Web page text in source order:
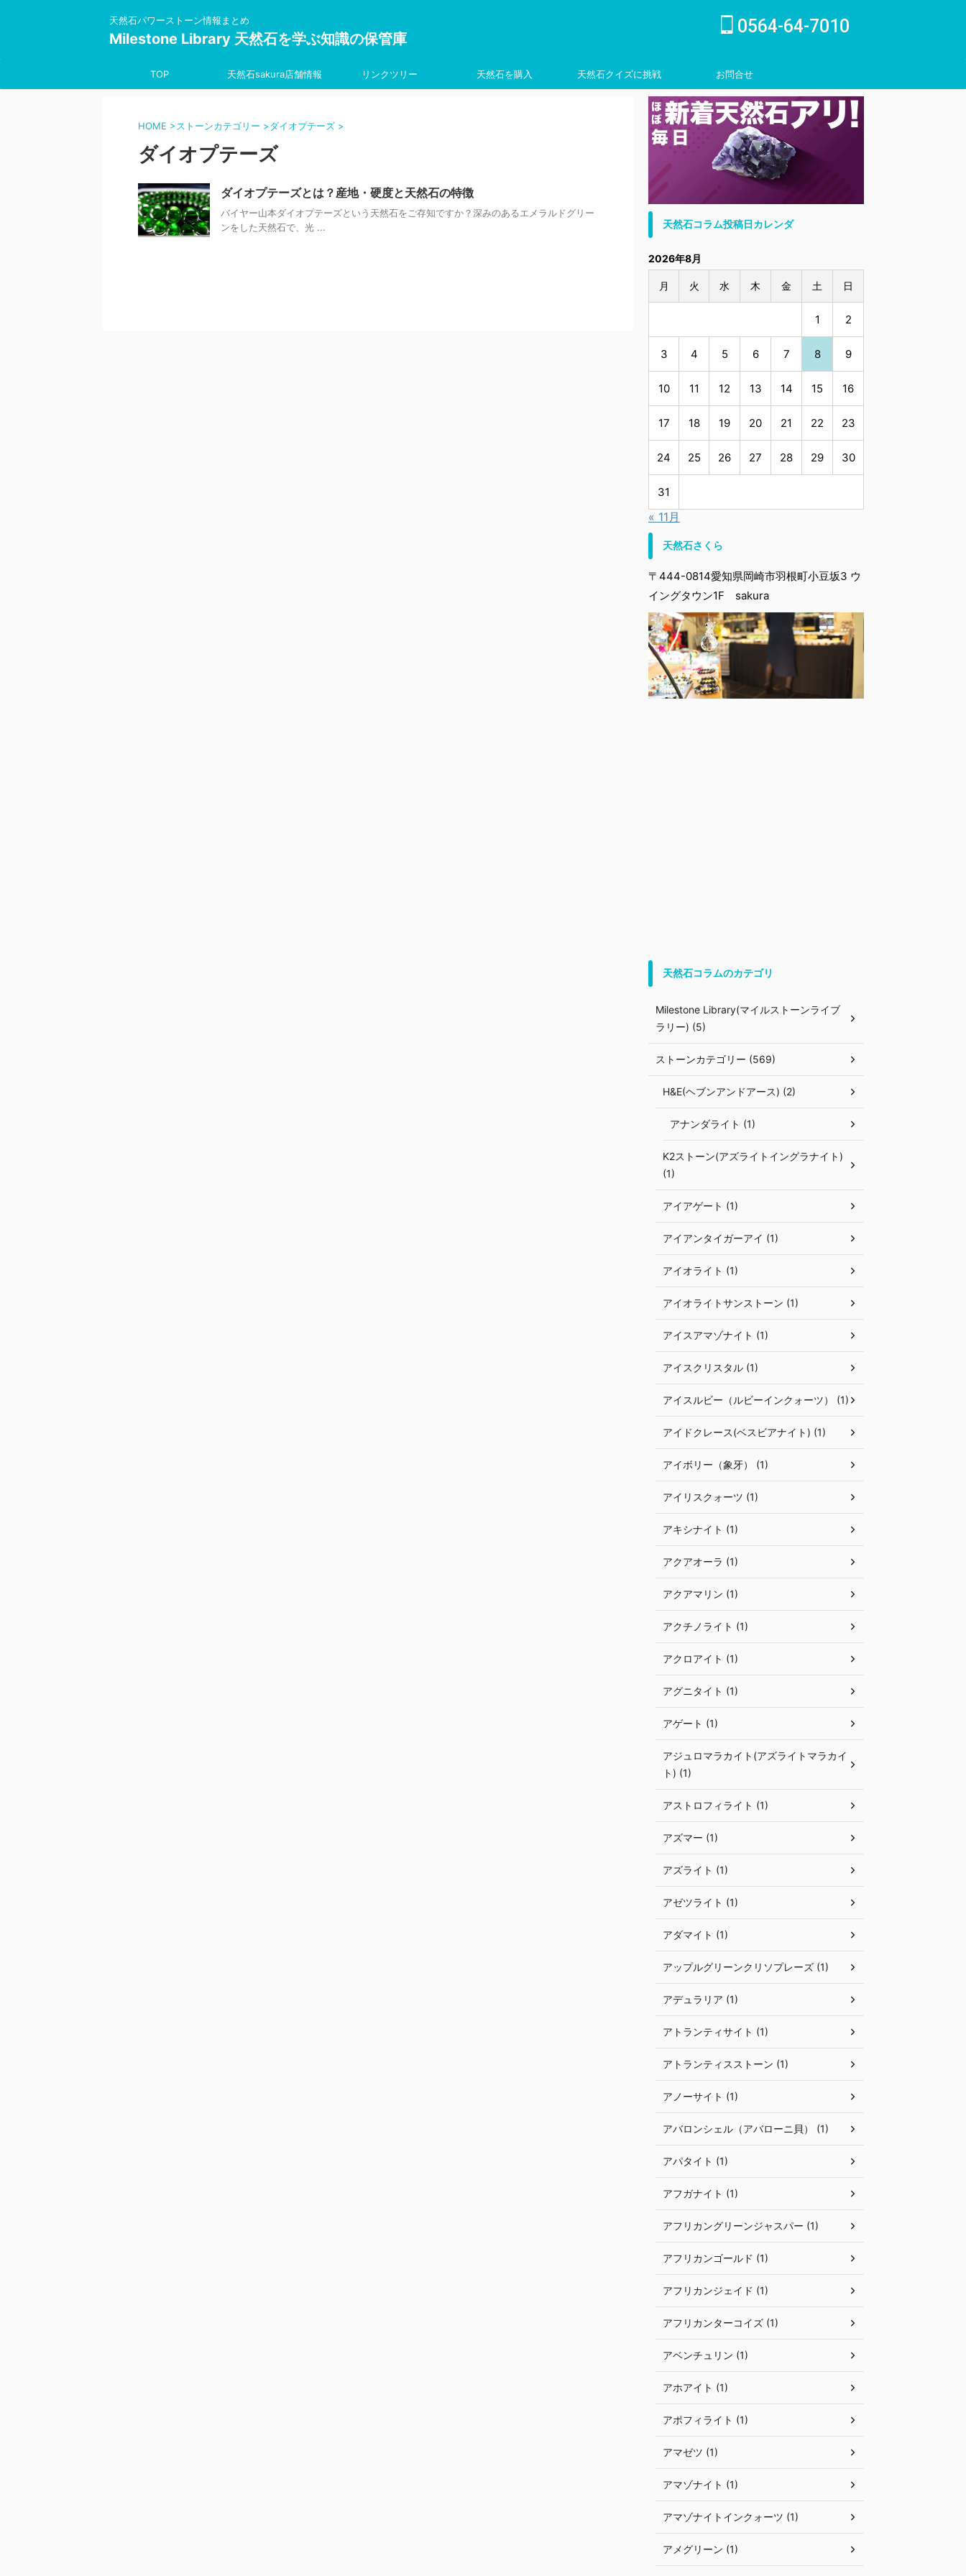
天然石パワーストーン情報まとめ
Milestone Library 天然石を学ぶ知識の保管庫
0564-64-7010
TOP 天然石sakura店舗情報 リンクツリー 天然石を購入 天然石クイズに挑戦 お問合せ
inquiry
HOME >ストーンカテゴリー >ダイオプテーズ >
ダイオプテーズ
ダイオプテーズとは？産地・硬度と天然石の特徴
バイヤー山本ダイオプテーズという天然石をご存知ですか？深みのあるエメラルドグリー
ンをした天然石で、光 ...
天然石コラム投稿日カレンダ
2026年8月
月 火 水 木 金 土 日
1 2
3 4 5 6 7 8 9
10 11 12 13 14 15 16
17 18 19 20 21 22 23
24 25 26 27 28 29 30
31
« 11月
天然石さくら
〒444-0814愛知県岡崎市羽根町小豆坂3 ウ
イングタウン1F sakura
天然石コラムのカテゴリ
Milestone Library(マイルストーンライブ
ラリー) (5)
ストーンカテゴリー (569)
H&E(ヘブンアンドアース) (2)
アナンダライト (1)
K2ストーン(アズライトイングラナイト)
(1)
アイアゲート (1)
アイアンタイガーアイ (1)
アイオライト (1)
アイオライトサンストーン (1)
アイスアマゾナイト (1)
アイスクリスタル (1)
アイスルビー（ルビーインクォーツ） (1)
アイドクレース(ベスビアナイト) (1)
アイボリー（象牙） (1)
アイリスクォーツ (1)
アキシナイト (1)
アクアオーラ (1)
アクアマリン (1)
アクチノライト (1)
アクロアイト (1)
アグニタイト (1)
アゲート (1)
アジュロマラカイト(アズライトマラカイ
ト) (1)
アストロフィライト (1)
アズマー (1)
アズライト (1)
アゼツライト (1)
アダマイト (1)
アップルグリーンクリソプレーズ (1)
アデュラリア (1)
アトランティサイト (1)
アトランティスストーン (1)
アノーサイト (1)
アバロンシェル（アバローニ貝） (1)
アパタイト (1)
アフガナイト (1)
アフリカングリーンジャスパー (1)
アフリカンゴールド (1)
アフリカンジェイド (1)
アフリカンターコイズ (1)
アベンチュリン (1)
アホアイト (1)
アポフィライト (1)
アマゼツ (1)
アマゾナイト (1)
アマゾナイトインクォーツ (1)
アメグリーン (1)